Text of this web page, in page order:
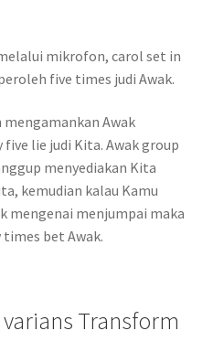
mikrofon, carol set in
five times judi Awak.
Awak
lie judi Kita. Awak group
menyediakan Kita
kemudian kalau Kamu
mengenai menjumpai maka
bet Awak.
Transform